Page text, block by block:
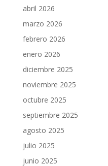
abril 2026
marzo 2026
febrero 2026
enero 2026
diciembre 2025
noviembre 2025
octubre 2025
septiembre 2025
agosto 2025
julio 2025
junio 2025